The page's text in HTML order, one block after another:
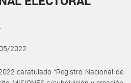
2022
caratulado “Registro Nacional de